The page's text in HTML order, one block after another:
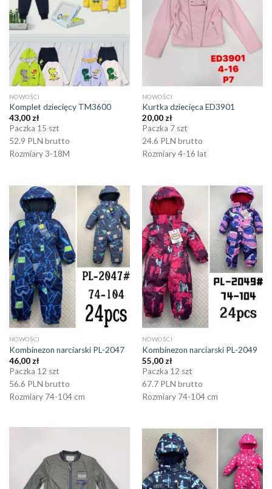
NOWOŚCI
Komplet dziecięcy TM3600
43,00zł
Paczka 15 szt
52.9 PLN brutto
Rozmiary 3-18M
NOWOŚCI
Kurtka dziecięca ED3901
20,00zł
Paczka 7 szt
24.6 PLN brutto
Rozmiary 4-16 lat
NOWOŚCI
Kombinezon narciarski PL-2047
46,00 zł
Paczka 12 szt
56.6 PLN brutto
Rozmiary 74-104 cm
NOWOŚCI
Kombinezon narciarski PL-2049
55,00 zł
Paczka 12 szt
67.7 PLN brutto
Rozmiary 74-104 cm